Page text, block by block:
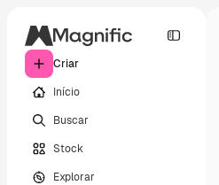
Criar
Início
Buscar
Stock
Explorar